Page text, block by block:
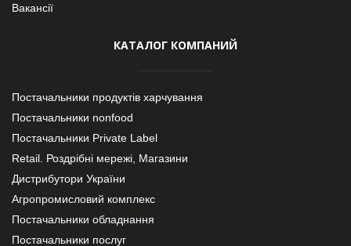
Вакансії
КАТАЛОГ КОМПАНИЙ
Постачальники продуктів харчування
Постачальники nonfood
Постачальники Private Label
Retail. Роздрібні мережі, Магазини
Дистрибутори України
Агропромисловий комплекс
Постачальники обладнання
Постачальники послуг